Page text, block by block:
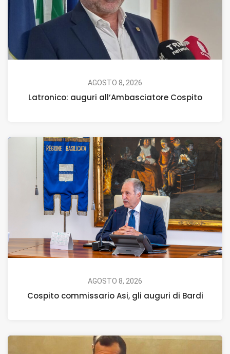
AGOSTO 8, 2026
Latronico: auguri all’Ambasciatore Cospito
AGOSTO 8, 2026
Cospito commissario Asi, gli auguri di Bardi